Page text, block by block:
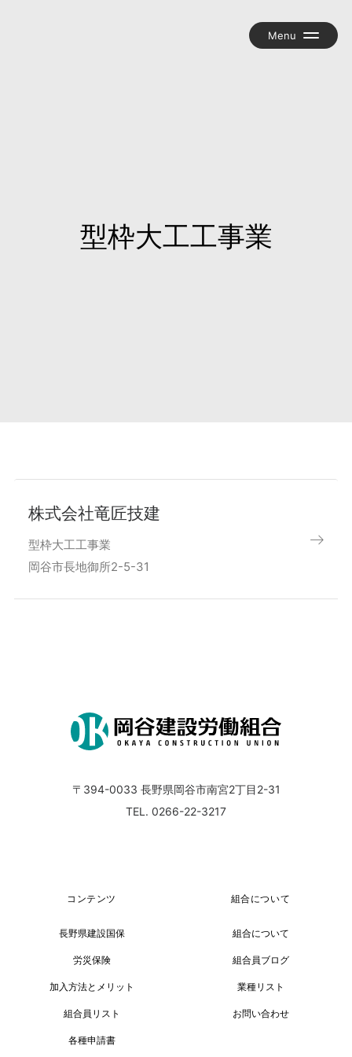
型枠大工工事業
株式会社竜匠技建
型枠大工工事業
岡谷市長地御所2-5-31
〒394-0033 長野県岡谷市南宮2丁目2-31
TEL. 0266-22-3217
コンテンツ
長野県建設国保
労災保険
加入方法とメリット
組合員リスト
各種申請書
組合について
組合について
組合員ブログ
業種リスト
お問い合わせ